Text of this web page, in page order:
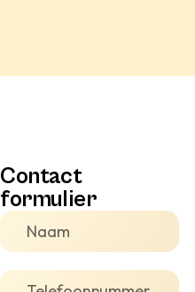
Contact
formulier